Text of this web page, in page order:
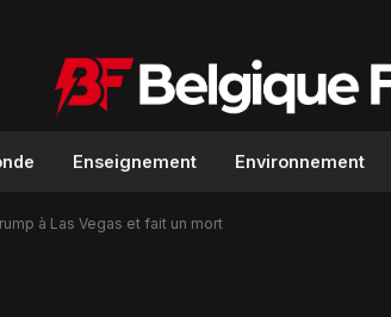
Enseignement Environnement
à Las Vegas et fait un mort